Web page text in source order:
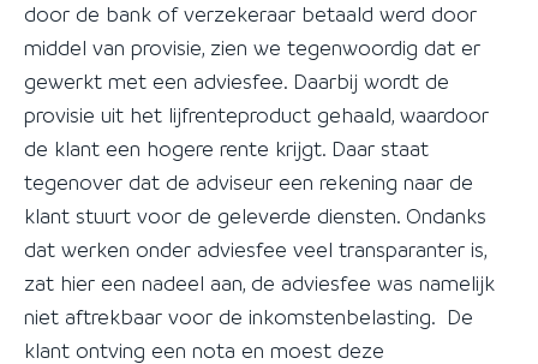
door de bank of verzekeraar betaald werd door
middel van provisie, zien we tegenwoordig dat er
gewerkt met een adviesfee. Daarbij wordt de
provisie uit het lijfrenteproduct gehaald, waardoor
de klant een hogere rente krijgt. Daar staat
tegenover dat de adviseur een rekening naar de
klant stuurt voor de geleverde diensten. Ondanks
dat werken onder adviesfee veel transparanter is,
zat hier een nadeel aan, de adviesfee was namelijk
niet aftrekbaar voor de inkomstenbelasting. De
klant ontving een nota en moest deze